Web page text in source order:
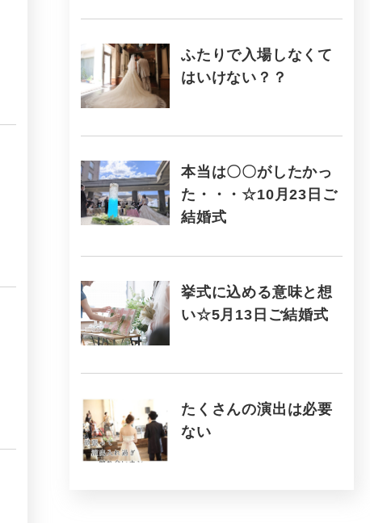
ふたりで入場しなくて
はいけない？？
本当は〇〇がしたかっ
た・・・☆10月23日ご
結婚式
挙式に込める意味と想
い☆5月13日ご結婚式
たくさんの演出は必要
ない